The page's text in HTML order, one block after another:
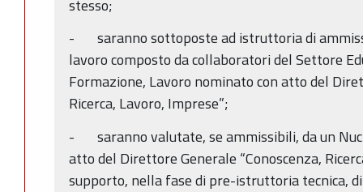
stesso;
- saranno sottoposte ad istruttoria di
lavoro composto da collaboratori del Settore
Formazione, Lavoro nominato con atto del
Ricerca, Lavoro, Imprese”;
- saranno valutate, se ammissibili, da un
atto del Direttore Generale “Conoscenza,
supporto, nella fase di pre-istruttoria tecnica, di